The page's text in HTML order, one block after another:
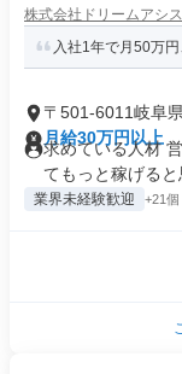
株式会社ドリームアシ
入社1年で月50万
〒501-6011岐阜
月給30万円以上
求めている人材
てもっと稼げる
業界未経験歓迎 +21個